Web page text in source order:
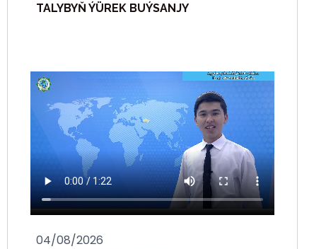
TALYBYŇ ÝÜREK BUÝSANJY
04/08/2026